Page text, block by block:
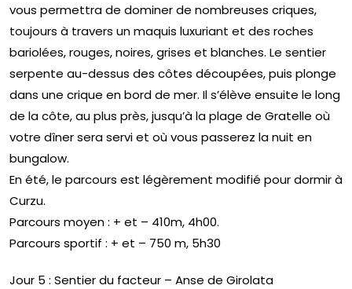
vous permettra de dominer de nombreuses criques,
toujours à travers un maquis luxuriant et des roches
bariolées, rouges, noires, grises et blanches. Le sentier
serpente au-dessus des côtes découpées, puis plonge
dans une crique en bord de mer. Il s’élève ensuite le long
de la côte, au plus près, jusqu’à la plage de Gratelle où
votre dîner sera servi et où vous passerez la nuit en
bungalow.
En été, le parcours est légèrement modifié pour dormir à
Curzu.
Parcours moyen : + et – 410m, 4h00.
Parcours sportif : + et – 750 m, 5h30
Jour 5 : Sentier du facteur – Anse de Girolata